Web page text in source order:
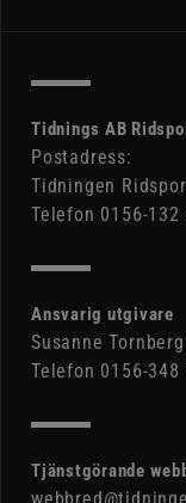
Tidnings AB
Postadress:
Tidningen
Telefon 0156-
Ansvarig utgivare
Susanne Tornberg
Telefon 0156-348
Tjänstgörande